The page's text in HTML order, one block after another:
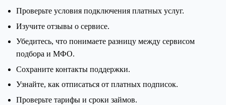
Проверьте условия подключения платных услуг.
Изучите отзывы о сервисе.
Убедитесь, что понимаете разницу между сервисом
подбора и МФО.
Сохраните контакты поддержки.
Узнайте, как отписаться от платных подписок.
Проверьте тарифы и сроки займов.